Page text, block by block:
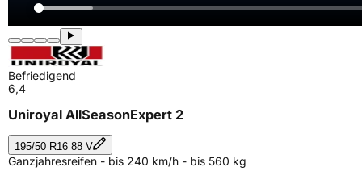
Befriedigend
6,4
Uniroyal AllSeasonExpert 2
195/50 R16 88 V
Ganzjahresreifen - bis 240 km/h - bis 560 kg